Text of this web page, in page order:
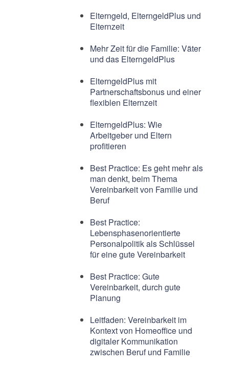
Elterngeld, ElterngeldPlus und
Elternzeit
Mehr Zeit für die Familie: Väter
und das ElterngeldPlus
ElterngeldPlus mit
Partnerschaftsbonus und einer
flexiblen Elternzeit
ElterngeldPlus: Wie
Arbeitgeber und Eltern
profitieren
Best Practice: Es geht mehr als
man denkt, beim Thema
Vereinbarkeit von Familie und
Beruf
Best Practice:
Lebensphasenorientierte
Personalpolitik als Schlüssel
für eine gute Vereinbarkeit
Best Practice: Gute
Vereinbarkeit, durch gute
Planung
Leitfaden: Vereinbarkeit im
Kontext von Homeoffice und
digitaler Kommunikation
zwischen Beruf und Familie